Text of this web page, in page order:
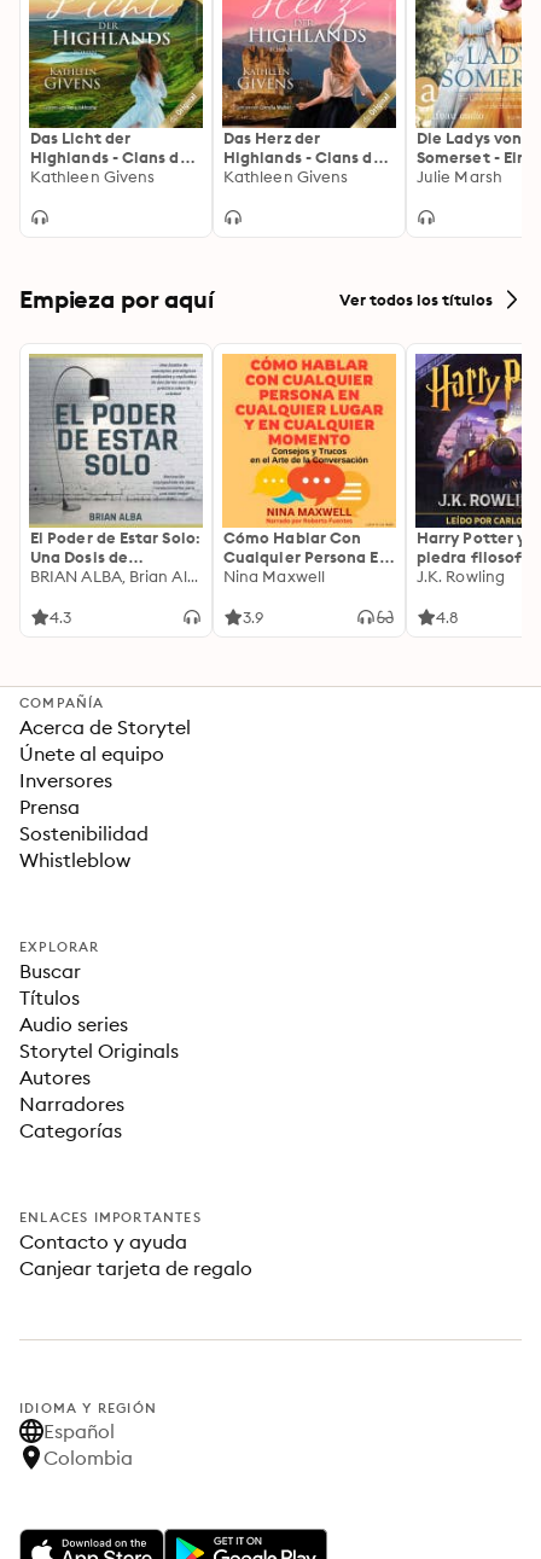
Das Licht der
Highlands - Clans der
Highlands-Reihe,
Kathleen Givens
Das Herz der
Highlands - Clans der
Highlands, Band 2
Highlands, Band 2
Kathleen Givens
Die Ladys von
Somerset - Ein
die rebellische
Ballsaison
Julie Marsh
Empieza por aquí Ver todos los títulos
El Poder de Estar Solo:
Una Dosis de
Motivación
Ideas Revolucionarias
BRIAN ALBA, Brian Alba
4.3
Cómo Hablar Con
Cualquier Persona En
Cualquier Lugar Y En
Nina Maxwell
3.9
Harry Potter y
piedra filosofal
J.K. Rowling
4.8
COMPAÑÍA
Acerca de Storytel
Únete al equipo
Inversores
Prensa
Sostenibilidad
Whistleblow
EXPLORAR
Buscar
Títulos
Audio series
Storytel Originals
Autores
Narradores
Categorías
ENLACES IMPORTANTES
Contacto y ayuda
Canjear tarjeta de regalo
IDIOMA Y REGIÓN
Español
Colombia